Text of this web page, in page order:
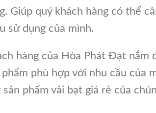
Giúp quý khách hàng có thể
sử dụng của mình.
hàng của Hòa Phát Đạt nắm
phù hợp với nhu cầu của
phẩm vải bạt giá rẻ của